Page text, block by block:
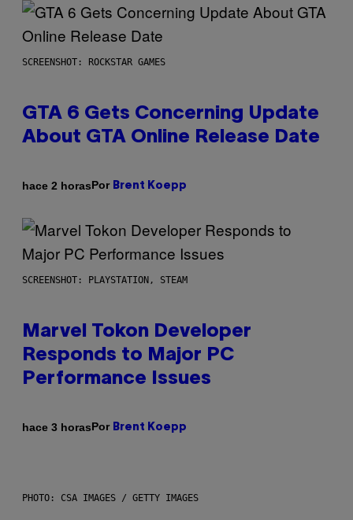
SCREENSHOT: ROCKSTAR GAMES
GTA 6 Gets Concerning Update
About GTA Online Release Date
hace 2 horasPor Brent Koepp
SCREENSHOT: PLAYSTATION, STEAM
Marvel Tokon Developer
Responds to Major PC
Performance Issues
hace 3 horasPor Brent Koepp
PHOTO: CSA IMAGES / GETTY IMAGES